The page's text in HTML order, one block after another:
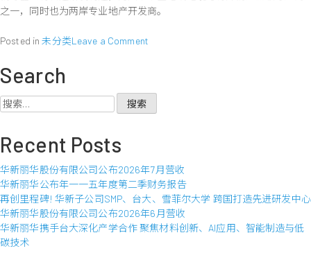
月
之一，同时也为两岸专业地产开发商。
Posted in未分类Leave a Commenton
公
○
七
年
度
第
Search
搜
Recent Posts
华新丽华股份有限公司公布2026年7月营收
华新丽华公布年一一五年度第二季财务报告
再创里程碑! 华新子公司SMP、台大、雪菲尔大学 跨国打造先进研发中心
华新丽华股份有限公司公布2026年6月营收
华新丽华携手台大深化产学合作 聚焦材料创新、AI应用、智能制造与低
碳技术